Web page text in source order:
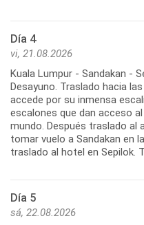
Día 4
vi, 21.08.2026
Kuala Lumpur - Sandakan -
Desayuno. Traslado hacia
accede por su inmensa
escalones que dan acceso
mundo. Después traslado al
tomar vuelo a Sandakan en
traslado al hotel en Sepilok.
Día 5
sá, 22.08.2026